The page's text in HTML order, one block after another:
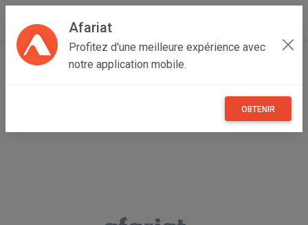
Afariat
Profitez d'une meilleure expérience avec
notre application mobile.
OBTENIR
Accueil Annonceur Tarak khezami